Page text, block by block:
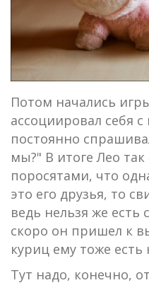
Потом начались
ассоциировал себя
постоянно
мы?" В итоге Лео так
поросятами, что
это его друзья, то
ведь нельзя же есть
скоро он пришел к
куриц ему тоже есть
Тут надо, конечно,